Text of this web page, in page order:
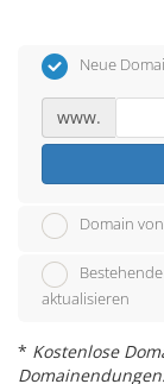
Neue
www.
Domain
aktualisieren
* Kostenlose